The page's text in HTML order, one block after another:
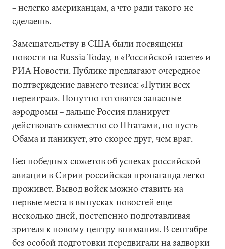
– нелегко американцам, а что ради такого не
сделаешь.
Замешательству в США были посвящены
новости на Russia Today, в «Российской газете» и
РИА Новости. Публике предлагают очередное
подтверждение давнего тезиса: «Путин всех
переиграл». Попутно готовятся запасные
аэродромы – дальше Россия планирует
действовать совместно со Штатами, но пусть
Обама и паникует, это скорее друг, чем враг.
Без победных сюжетов об успехах российской
авиации в Сирии российская пропаганда легко
проживет. Вывод войск можно ставить на
первые места в выпусках новостей еще
несколько дней, постепенно подготавливая
зрителя к новому центру внимания. В сентябре
без особой подготовки передвигали на задворки